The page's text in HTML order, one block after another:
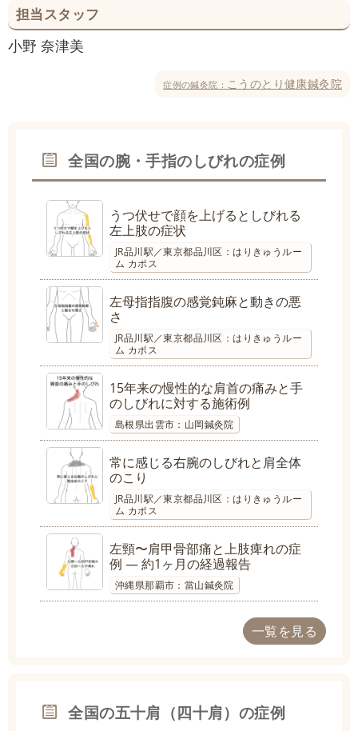
担当スタッフ
小野 奈津美
症例の鍼灸院： こうのとり健康鍼灸院
全国の腕・手指のしびれの症例
うつ伏せで顔を上げるとしびれる
左上肢の症状
JR品川駅／東京都品川区：はりきゅうルー
ム カポス
左母指指腹の感覚鈍麻と動きの悪
さ
JR品川駅／東京都品川区：はりきゅうルー
ム カポス
15年来の慢性的な肩首の痛みと手
のしびれに対する施術例
島根県出雲市：山岡鍼灸院
常に感じる右腕のしびれと肩全体
のこり
JR品川駅／東京都品川区：はりきゅうルー
ム カポス
左頸〜肩甲骨部痛と上肢痺れの症
例 ― 約1ヶ月の経過報告
沖縄県那覇市：當山鍼灸院
一覧を見る
全国の五十肩（四十肩）の症例